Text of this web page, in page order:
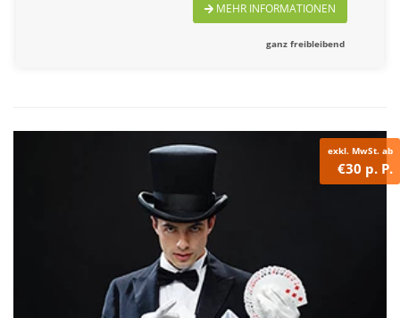
MEHR INFORMATIONEN
ganz freibleibend
exkl. MwSt. ab
€30 p. P.